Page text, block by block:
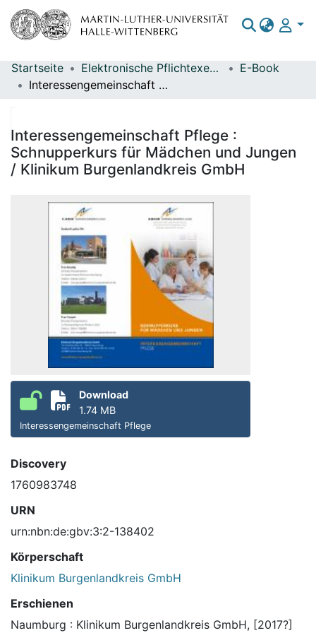
Bereiche & Sammlungen
Statistiken
Startseite Elektronische Pflichtexemplare
E-Book
Interessengemeinschaft Pflege : Schnupperkurs für Mädchen und Jungen / Klinikum Burgenlandkreis GmbH
Interessengemeinschaft Pflege :
Schnupperkurs für Mädchen und Jungen
/ Klinikum Burgenlandkreis GmbH
Download
1.74 MB
Interessengemeinschaft Pflege
Discovery
1760983748
URN
urn:nbn:de:gbv:3:2-138402
Körperschaft
Klinikum Burgenlandkreis GmbH
Erschienen
Naumburg : Klinikum Burgenlandkreis GmbH, [2017?]